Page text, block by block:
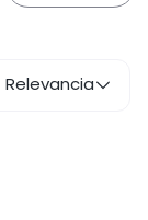
Relevancia